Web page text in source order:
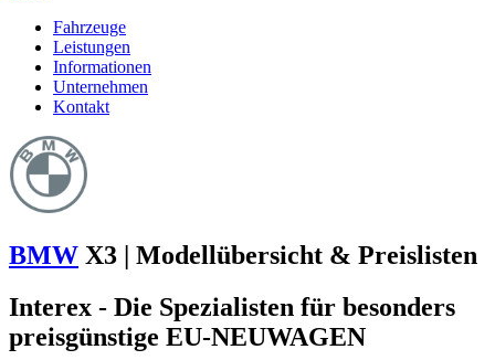
Fahrzeuge
Leistungen
Informationen
Unternehmen
Kontakt
BMW X3 | Modellübersicht & Preislisten
Interex - Die Spezialisten für besonders
preisgünstige EU-NEUWAGEN